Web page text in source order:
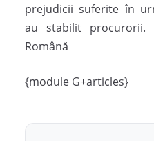
prejudicii suferite în
au stabilit procurorii.
Română
{module G+articles}